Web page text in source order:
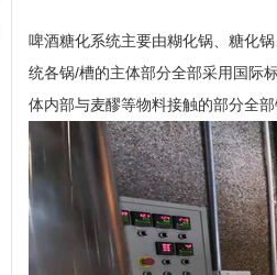
啤酒糖化系统主要由糊化锅、 糖化锅
统各锅/槽的主体部分全部采用国际
体内部与麦醪等物料接触的部分全